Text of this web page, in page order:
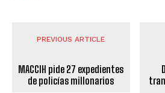
PREVIOUS ARTICLE
MACCIH pide 27 expedientes
de policías millonarios